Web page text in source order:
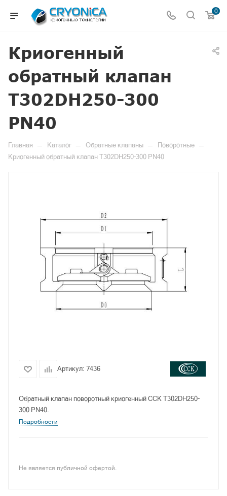
0
Криогенный
обратный клапан
T302DH250-300
PN40
Главная — Каталог — Обратные клапаны — Поворотные —
Криогенный обратный клапан T302DH250-300 PN40
Артикул: 7436
Обратный клапан поворотный криогенный CCK T302DH250-
300 PN40.
Подробности
Не является публичной офертой.